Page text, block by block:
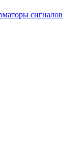
сигналов